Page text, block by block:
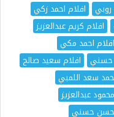
روبي
افلام احمد زكي
افلام كريم عبدالعزيز
افلام احمد مكي
حسني
افلام سعيد صالح
سعد اللمبي
عبدالعزيز
حسن حسني